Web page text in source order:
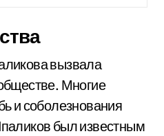
вызвала
Многие
и соболезнования
был известным